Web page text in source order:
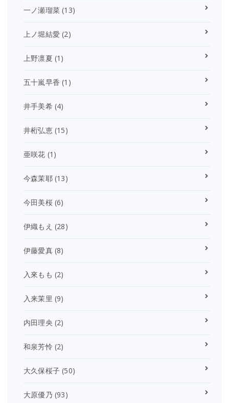
一ノ瀬瑠菜 (13)
上ノ堀結愛 (2)
上野凛夏 (1)
五十嵐早香 (1)
井手美希(4)
井桁弘恵(15)
亜咲花 (1)
今森茉耶(13)
今田美桜(6)
伊織もえ (28)
伊藤愛真(8)
入來もも (2)
入来茉里 (9)
内田理央 (2)
和泉芳怜 (2)
大久保桜子 (50)
大原優乃 (93)